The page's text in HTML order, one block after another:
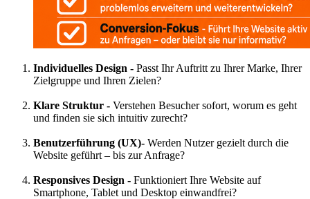
Individuelles Design - Passt Ihr Auftritt zu Ihrer Marke, Ihrer
Zielgruppe und Ihren Zielen?
Klare Struktur - Verstehen Besucher sofort, worum es geht
und finden sie sich intuitiv zurecht?
Benutzerführung (UX)- Werden Nutzer gezielt durch die
Website geführt – bis zur Anfrage?
Responsives Design - Funktioniert Ihre Website auf
Smartphone, Tablet und Desktop einwandfrei?